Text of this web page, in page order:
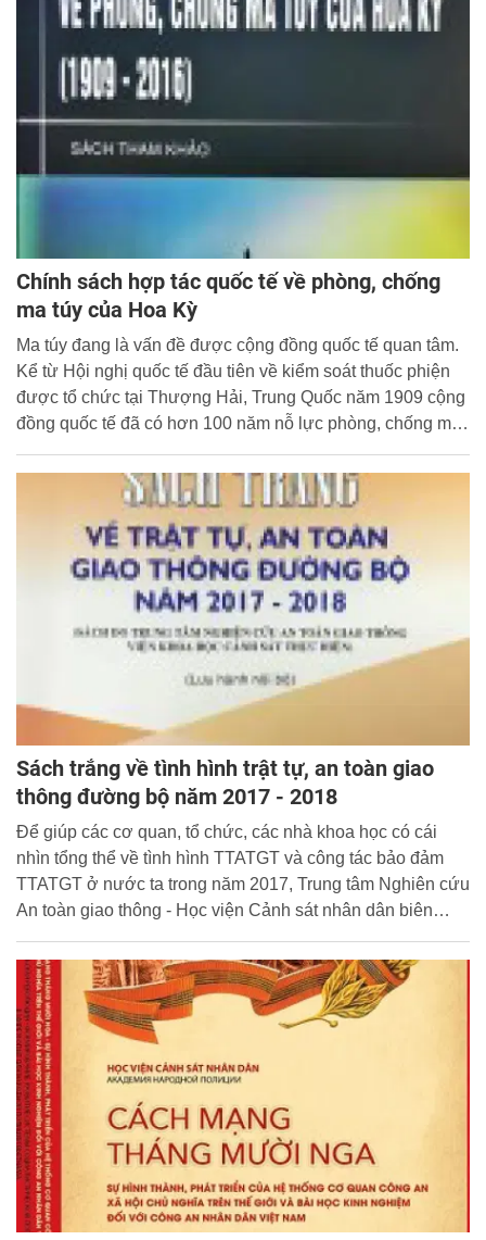
sinh viên, học viên cao học và nghiên cứu sinh) của
PGS.TS. Phan Trung Hiền.
Chính sách hợp tác quốc tế về phòng, chống
ma túy của Hoa Kỳ
Ma túy đang là vấn đề được cộng đồng quốc tế quan tâm.
Kể từ Hội nghị quốc tế đầu tiên về kiểm soát thuốc phiện
được tổ chức tại Thượng Hải, Trung Quốc năm 1909 cộng
đồng quốc tế đã có hơn 100 năm nỗ lực phòng, chống ma
Sách trắng về tình hình trật tự, an toàn giao
thông đường bộ năm 2017 - 2018
Để giúp các cơ quan, tổ chức, các nhà khoa học có cái
nhìn tổng thể về tình hình TTATGT và công tác bảo đảm
TTATGT ở nước ta trong năm 2017, Trung tâm Nghiên cứu
An toàn giao thông - Học viện Cảnh sát nhân dân biên
giao thông đường bộ năm 2017 - 2018”.